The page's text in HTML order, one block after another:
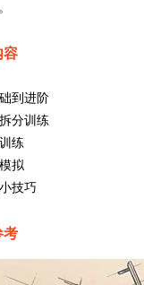
容
到进阶
分训练
练
拟
技巧
考